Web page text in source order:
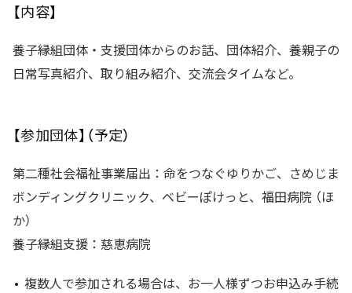
【内容】
養子縁組団体・支援団体からのお話、団体紹介、養親子の
日常写真紹介、取り組み紹介、交流会タイムなど。
【参加団体】（予定）
第二種社会福祉事業届出：命をつなぐゆりかご、さめじま
ボンディングクリニック、ベビーぽけっと、福田病院 （ほ
か）
養子縁組支援：慈恵病院
複数人で参加される場合は、お一人様ずつお申込み手続